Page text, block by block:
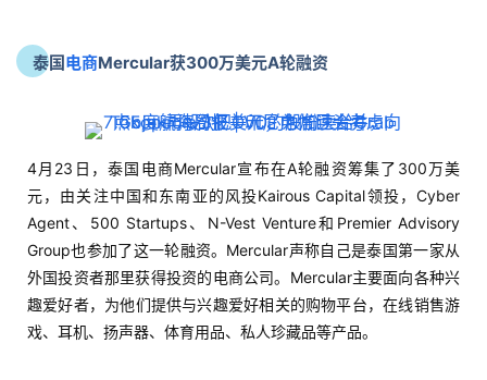
泰国 电商Mercular获300万美元A轮融资
4月23日，泰国电商Mercular宣布在A轮融资筹集了300万美
元，由关注中国和东南亚的风投Kairous Capital领投，Cyber
Agent、500 Startups、N-Vest Venture和Premier Advisory
Group也参加了这一轮融资。Mercular声称自己是泰国第一家从
外国投资者那里获得投资的电商公司。Mercular主要面向各种兴
趣爱好者，为他们提供与兴趣爱好相关的购物平台，在线销售游
戏、耳机、扬声器、体育用品、私人珍藏品等产品。